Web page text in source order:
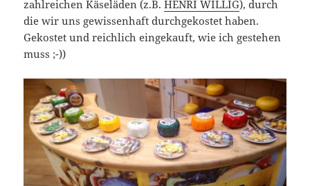
zahlreichen Käseläden (z.B.HENRI WILLIG), durch
die wir uns gewissenhaft durchgekostet haben.
Gekostet und reichlich eingekauft, wie ich gestehen
muss ;-))